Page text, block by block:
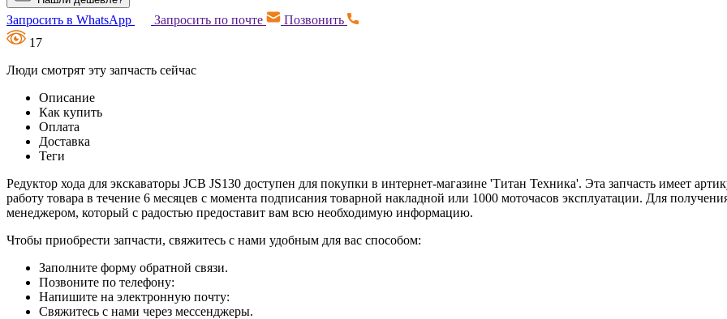
Запросить в WhatsApp Запросить по почте
Позвонить
17
Люди смотрят эту запчасть сейчас
Описание
Как купить
Оплата
Доставка
Теги
Редуктор хода для экскаваторы JCB JS130 доступен для покупки в интернет-магазине 'Титан Техника'. Эта запчасть имеет
работу товара в течение 6 месяцев с момента подписания товарной накладной или 1000 моточасов эксплуатации. Для
менеджером, который с радостью предоставит вам всю необходимую информацию.
Чтобы приобрести запчасти, свяжитесь с нами удобным для вас способом:
Заполните форму обратной связи.
Позвоните по телефону:
Напишите на электронную почту:
Свяжитесь с нами через мессенджеры.